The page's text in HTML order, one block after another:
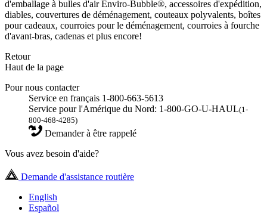
d'emballage à bulles d'air Enviro-Bubble®, accessoires d'expédition,
diables, couvertures de déménagement, couteaux polyvalents, boîtes
pour cadeaux, courroies pour le déménagement, courroies à fourche
d'avant-bras, cadenas et plus encore!
Retour
Haut de la page
Pour nous contacter
Service en français 1-800-663-5613
Service pour l'Amérique du Nord: 1-800-GO-U-HAUL(1-
800-468-4285)
Demander à être rappelé
Vous avez besoin d'aide?
Demande d'assistance routière
English
Español